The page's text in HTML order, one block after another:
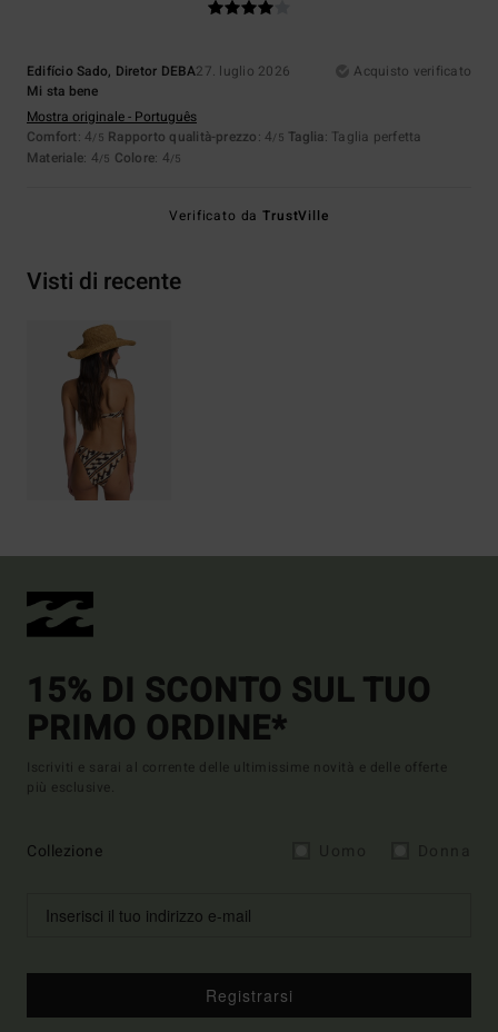
Edifício Sado, Diretor DEBA27. luglio 2026
Acquisto verificato
Mi sta bene
Mostra originale - Português
Comfort: 4/5 Rapporto qualità-prezzo: 4/5 Taglia: Taglia perfetta
Materiale: 4/5 Colore: 4/5
Verificato daTrustVille
Visti di recente
15% DI SCONTO SUL TUO
PRIMO ORDINE*
Iscriviti e sarai al corrente delle ultimissime novità e delle offerte
più esclusive.
Collezione
Registrarsi